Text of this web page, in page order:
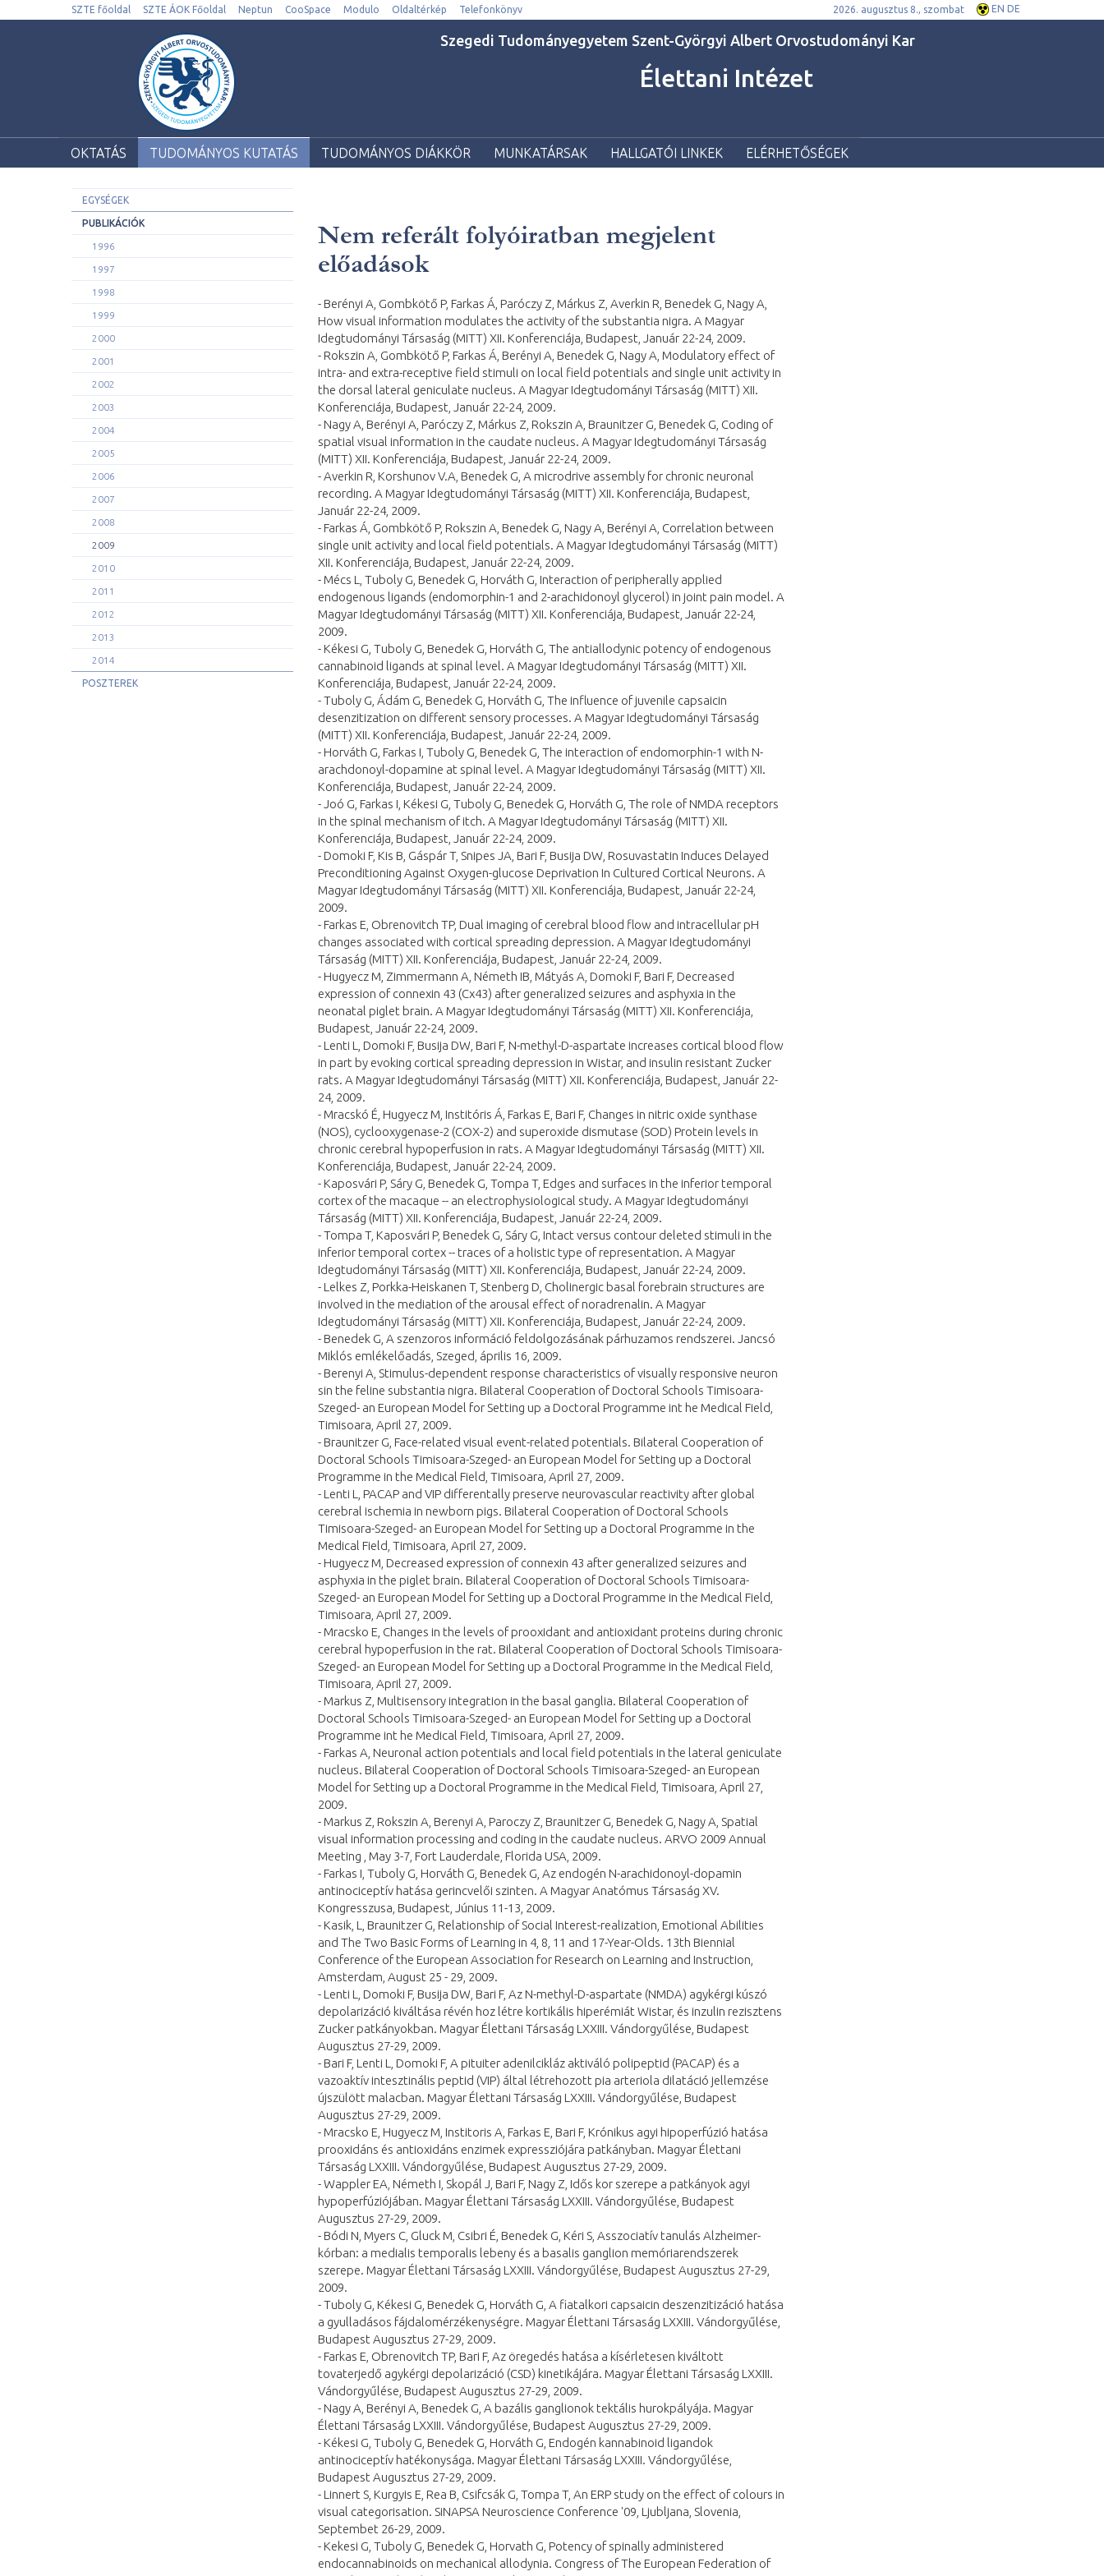
SZTE főoldal SZTE ÁOK Főoldal Neptun CooSpace Modulo Oldaltérkép Telefonkönyv 2026. augusztus 8., szombat EN DE
Szegedi Tudományegyetem Szent-Györgyi Albert Orvostudományi Kar
Élettani Intézet
OKTATÁS TUDOMÁNYOS KUTATÁS TUDOMÁNYOS DIÁKKÖR MUNKATÁRSAK HALLGATÓI LINKEK ELÉRHETŐSÉGEK
EGYSÉGEK
PUBLIKÁCIÓK
1996
1997
1998
1999
2000
2001
2002
2003
2004
2005
2006
2007
2008
2009
2010
2011
2012
2013
2014
POSZTEREK
Nem referált folyóiratban megjelent
előadások
- Berényi A, Gombkötő P, Farkas Á, Paróczy Z, Márkus Z, Averkin R, Benedek G, Nagy A,
How visual information modulates the activity of the substantia nigra. A Magyar
Idegtudományi Társaság (MITT) XII. Konferenciája, Budapest, Január 22-24, 2009.
- Rokszin A, Gombkötő P, Farkas Á, Berényi A, Benedek G, Nagy A, Modulatory effect of
intra- and extra-receptive field stimuli on local field potentials and single unit activity in
the dorsal lateral geniculate nucleus. A Magyar Idegtudományi Társaság (MITT) XII.
Konferenciája, Budapest, Január 22-24, 2009.
- Nagy A, Berényi A, Paróczy Z, Márkus Z, Rokszin A, Braunitzer G, Benedek G, Coding of
spatial visual information in the caudate nucleus. A Magyar Idegtudományi Társaság
(MITT) XII. Konferenciája, Budapest, Január 22-24, 2009.
- Averkin R, Korshunov V.A, Benedek G, A microdrive assembly for chronic neuronal
recording. A Magyar Idegtudományi Társaság (MITT) XII. Konferenciája, Budapest,
Január 22-24, 2009.
- Farkas Á, Gombkötő P, Rokszin A, Benedek G, Nagy A, Berényi A, Correlation between
single unit activity and local field potentials. A Magyar Idegtudományi Társaság (MITT)
XII. Konferenciája, Budapest, Január 22-24, 2009.
- Mécs L, Tuboly G, Benedek G, Horváth G, Interaction of peripherally applied
endogenous ligands (endomorphin-1 and 2-arachidonoyl glycerol) in joint pain model. A
Magyar Idegtudományi Társaság (MITT) XII. Konferenciája, Budapest, Január 22-24,
2009.
- Kékesi G, Tuboly G, Benedek G, Horváth G, The antiallodynic potency of endogenous
cannabinoid ligands at spinal level. A Magyar Idegtudományi Társaság (MITT) XII.
Konferenciája, Budapest, Január 22-24, 2009.
- Tuboly G, Ádám G, Benedek G, Horváth G, The influence of juvenile capsaicin
desenzitization on different sensory processes. A Magyar Idegtudományi Társaság
(MITT) XII. Konferenciája, Budapest, Január 22-24, 2009.
- Horváth G, Farkas I, Tuboly G, Benedek G, The interaction of endomorphin-1 with N-
arachdonoyl-dopamine at spinal level. A Magyar Idegtudományi Társaság (MITT) XII.
Konferenciája, Budapest, Január 22-24, 2009.
- Joó G, Farkas I, Kékesi G, Tuboly G, Benedek G, Horváth G, The role of NMDA receptors
in the spinal mechanism of itch. A Magyar Idegtudományi Társaság (MITT) XII.
Konferenciája, Budapest, Január 22-24, 2009.
- Domoki F, Kis B, Gáspár T, Snipes JA, Bari F, Busija DW, Rosuvastatin Induces Delayed
Preconditioning Against Oxygen-glucose Deprivation In Cultured Cortical Neurons. A
Magyar Idegtudományi Társaság (MITT) XII. Konferenciája, Budapest, Január 22-24,
2009.
- Farkas E, Obrenovitch TP, Dual imaging of cerebral blood flow and intracellular pH
changes associated with cortical spreading depression. A Magyar Idegtudományi
Társaság (MITT) XII. Konferenciája, Budapest, Január 22-24, 2009.
- Hugyecz M, Zimmermann A, Németh IB, Mátyás A, Domoki F, Bari F, Decreased
expression of connexin 43 (Cx43) after generalized seizures and asphyxia in the
neonatal piglet brain. A Magyar Idegtudományi Társaság (MITT) XII. Konferenciája,
Budapest, Január 22-24, 2009.
- Lenti L, Domoki F, Busija DW, Bari F, N-methyl-D-aspartate increases cortical blood flow
in part by evoking cortical spreading depression in Wistar, and insulin resistant Zucker
rats. A Magyar Idegtudományi Társaság (MITT) XII. Konferenciája, Budapest, Január 22-
24, 2009.
- Mracskó É, Hugyecz M, Institóris Á, Farkas E, Bari F, Changes in nitric oxide synthase
(NOS), cyclooxygenase-2 (COX-2) and superoxide dismutase (SOD) Protein levels in
chronic cerebral hypoperfusion in rats. A Magyar Idegtudományi Társaság (MITT) XII.
Konferenciája, Budapest, Január 22-24, 2009.
- Kaposvári P, Sáry G, Benedek G, Tompa T, Edges and surfaces in the inferior temporal
cortex of the macaque -- an electrophysiological study. A Magyar Idegtudományi
Társaság (MITT) XII. Konferenciája, Budapest, Január 22-24, 2009.
- Tompa T, Kaposvári P, Benedek G, Sáry G, Intact versus contour deleted stimuli in the
inferior temporal cortex -- traces of a holistic type of representation. A Magyar
Idegtudományi Társaság (MITT) XII. Konferenciája, Budapest, Január 22-24, 2009.
- Lelkes Z, Porkka-Heiskanen T, Stenberg D, Cholinergic basal forebrain structures are
involved in the mediation of the arousal effect of noradrenalin. A Magyar
Idegtudományi Társaság (MITT) XII. Konferenciája, Budapest, Január 22-24, 2009.
- Benedek G, A szenzoros információ feldolgozásának párhuzamos rendszerei. Jancsó
Miklós emlékelőadás, Szeged, április 16, 2009.
- Berenyi A, Stimulus-dependent response characteristics of visually responsive neuron
sin the feline substantia nigra. Bilateral Cooperation of Doctoral Schools Timisoara-
Szeged- an European Model for Setting up a Doctoral Programme int he Medical Field,
Timisoara, April 27, 2009.
- Braunitzer G, Face-related visual event-related potentials. Bilateral Cooperation of
Doctoral Schools Timisoara-Szeged- an European Model for Setting up a Doctoral
Programme in the Medical Field, Timisoara, April 27, 2009.
- Lenti L, PACAP and VIP differentally preserve neurovascular reactivity after global
cerebral ischemia in newborn pigs. Bilateral Cooperation of Doctoral Schools
Timisoara-Szeged- an European Model for Setting up a Doctoral Programme in the
Medical Field, Timisoara, April 27, 2009.
- Hugyecz M, Decreased expression of connexin 43 after generalized seizures and
asphyxia in the piglet brain. Bilateral Cooperation of Doctoral Schools Timisoara-
Szeged- an European Model for Setting up a Doctoral Programme in the Medical Field,
Timisoara, April 27, 2009.
- Mracsko E, Changes in the levels of prooxidant and antioxidant proteins during chronic
cerebral hypoperfusion in the rat. Bilateral Cooperation of Doctoral Schools Timisoara-
Szeged- an European Model for Setting up a Doctoral Programme in the Medical Field,
Timisoara, April 27, 2009.
- Markus Z, Multisensory integration in the basal ganglia. Bilateral Cooperation of
Doctoral Schools Timisoara-Szeged- an European Model for Setting up a Doctoral
Programme int he Medical Field, Timisoara, April 27, 2009.
- Farkas A, Neuronal action potentials and local field potentials in the lateral geniculate
nucleus. Bilateral Cooperation of Doctoral Schools Timisoara-Szeged- an European
Model for Setting up a Doctoral Programme in the Medical Field, Timisoara, April 27,
2009.
- Markus Z, Rokszin A, Berenyi A, Paroczy Z, Braunitzer G, Benedek G, Nagy A, Spatial
visual information processing and coding in the caudate nucleus. ARVO 2009 Annual
Meeting , May 3-7, Fort Lauderdale, Florida USA, 2009.
- Farkas I, Tuboly G, Horváth G, Benedek G, Az endogén N-arachidonoyl-dopamin
antinociceptív hatása gerincvelői szinten. A Magyar Anatómus Társaság XV.
Kongresszusa, Budapest, Június 11-13, 2009.
- Kasik, L, Braunitzer G, Relationship of Social Interest-realization, Emotional Abilities
and The Two Basic Forms of Learning in 4, 8, 11 and 17-Year-Olds. 13th Biennial
Conference of the European Association for Research on Learning and Instruction,
Amsterdam, August 25 - 29, 2009.
- Lenti L, Domoki F, Busija DW, Bari F, Az N-methyl-D-aspartate (NMDA) agykérgi kúszó
depolarizáció kiváltása révén hoz létre kortikális hiperémiát Wistar, és inzulin rezisztens
Zucker patkányokban. Magyar Élettani Társaság LXXIII. Vándorgyűlése, Budapest
Augusztus 27-29, 2009.
- Bari F, Lenti L, Domoki F, A pituiter adenilcikláz aktiváló polipeptid (PACAP) és a
vazoaktív intesztinális peptid (VIP) által létrehozott pia arteriola dilatáció jellemzése
újszülött malacban. Magyar Élettani Társaság LXXIII. Vándorgyűlése, Budapest
Augusztus 27-29, 2009.
- Mracsko E, Hugyecz M, Institoris A, Farkas E, Bari F, Krónikus agyi hipoperfúzió hatása
prooxidáns és antioxidáns enzimek expressziójára patkányban. Magyar Élettani
Társaság LXXIII. Vándorgyűlése, Budapest Augusztus 27-29, 2009.
- Wappler EA, Németh I, Skopál J, Bari F, Nagy Z, Idős kor szerepe a patkányok agyi
hypoperfúziójában. Magyar Élettani Társaság LXXIII. Vándorgyűlése, Budapest
Augusztus 27-29, 2009.
- Bódi N, Myers C, Gluck M, Csibri É, Benedek G, Kéri S, Asszociatív tanulás Alzheimer-
kórban: a medialis temporalis lebeny és a basalis ganglion memóriarendszerek
szerepe. Magyar Élettani Társaság LXXIII. Vándorgyűlése, Budapest Augusztus 27-29,
2009.
- Tuboly G, Kékesi G, Benedek G, Horváth G, A fiatalkori capsaicin deszenzitizáció hatása
a gyulladásos fájdalomérzékenységre. Magyar Élettani Társaság LXXIII. Vándorgyűlése,
Budapest Augusztus 27-29, 2009.
- Farkas E, Obrenovitch TP, Bari F, Az öregedés hatása a kísérletesen kiváltott
tovaterjedő agykérgi depolarizáció (CSD) kinetikájára. Magyar Élettani Társaság LXXIII.
Vándorgyűlése, Budapest Augusztus 27-29, 2009.
- Nagy A, Berényi A, Benedek G, A bazális ganglionok tektális hurokpályája. Magyar
Élettani Társaság LXXIII. Vándorgyűlése, Budapest Augusztus 27-29, 2009.
- Kékesi G, Tuboly G, Benedek G, Horváth G, Endogén kannabinoid ligandok
antinociceptív hatékonysága. Magyar Élettani Társaság LXXIII. Vándorgyűlése,
Budapest Augusztus 27-29, 2009.
- Linnert S, Kurgyis E, Rea B, Csifcsák G, Tompa T, An ERP study on the effect of colours in
visual categorisation. SiNAPSA Neuroscience Conference '09, Ljubljana, Slovenia,
Septembet 26-29, 2009.
- Kekesi G, Tuboly G, Benedek G, Horvath G, Potency of spinally administered
endocannabinoids on mechanical allodynia. Congress of The European Federation of